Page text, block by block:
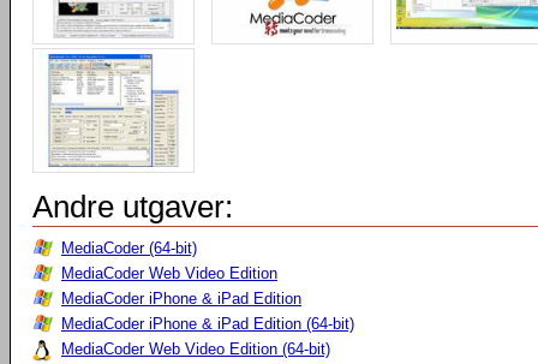
Andre utgaver:
MediaCoder (64-bit)
MediaCoder Web Video Edition
MediaCoder iPhone & iPad Edition
MediaCoder iPhone & iPad Edition (64-bit)
MediaCoder Web Video Edition (64-bit)